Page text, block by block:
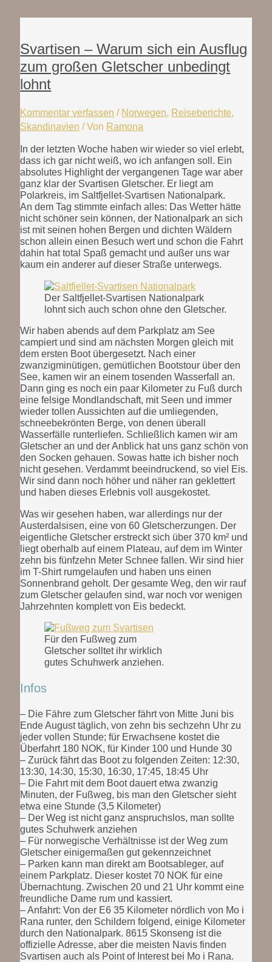
Svartisen – Warum sich ein Ausflug
zum großen Gletscher unbedingt
lohnt
Kommentar verfassen / Norwegen, Reiseberichte,
Skandinavien / Von Ramona
In der letzten Woche haben wir wieder so viel erlebt,
dass ich gar nicht weiß, wo ich anfangen soll. Ein
absolutes Highlight der vergangenen Tage war aber
ganz klar der Svartisen Gletscher. Er liegt am
Polarkreis, im Saltfjellet-Svartisen Nationalpark.
An dem Tag stimmte einfach alles: Das Wetter hätte
nicht schöner sein können, der Nationalpark an sich
ist mit seinen hohen Bergen und dichten Wäldern
schon allein einen Besuch wert und schon die Fahrt
dahin hat total Spaß gemacht und außer uns war
kaum ein anderer auf dieser Straße unterwegs.
Der Saltfjellet-Svartisen Nationalpark
lohnt sich auch schon ohne den Gletscher.
Wir haben abends auf dem Parkplatz am See
campiert und sind am nächsten Morgen gleich mit
dem ersten Boot übergesetzt. Nach einer
zwanzigminütigen, gemütlichen Bootstour über den
See, kamen wir an einem tosenden Wasserfall an.
Dann ging es noch ein paar Kilometer zu Fuß durch
eine felsige Mondlandschaft, mit Seen und immer
wieder tollen Aussichten auf die umliegenden,
schneebekrönten Berge, von denen überall
Wasserfälle runterliefen. Schließlich kamen wir am
Gletscher an und der Anblick hat uns ganz schön von
den Socken gehauen. Sowas hatte ich bisher noch
nicht gesehen. Verdammt beeindruckend, so viel Eis.
Wir sind dann noch höher und näher ran geklettert
und haben dieses Erlebnis voll ausgekostet.
Was wir gesehen haben, war allerdings nur der
Austerdalsisen, eine von 60 Gletscherzungen. Der
eigentliche Gletscher erstreckt sich über 370 km² und
liegt oberhalb auf einem Plateau, auf dem im Winter
zehn bis fünfzehn Meter Schnee fallen. Wir sind hier
im T-Shirt rumgelaufen und haben uns einen
Sonnenbrand geholt. Der gesamte Weg, den wir rauf
zum Gletscher gelaufen sind, war noch vor wenigen
Jahrzehnten komplett von Eis bedeckt.
Für den Fußweg zum
Gletscher solltet ihr wirklich
gutes Schuhwerk anziehen.
Infos
– Die Fähre zum Gletscher fährt von Mitte Juni bis
Ende August täglich, von zehn bis sechzehn Uhr zu
jeder vollen Stunde; für Erwachsene kostet die
Überfahrt 180 NOK, für Kinder 100 und Hunde 30
– Zurück fährt das Boot zu folgenden Zeiten: 12:30,
13:30, 14:30, 15:30, 16:30, 17:45, 18:45 Uhr
– Die Fahrt mit dem Boot dauert etwa zwanzig
Minuten, der Fußweg, bis man den Gletscher sieht
etwa eine Stunde (3,5 Kilometer)
– Der Weg ist nicht ganz anspruchslos, man sollte
gutes Schuhwerk anziehen
– Für norwegische Verhältnisse ist der Weg zum
Gletscher einigermaßen gut gekennzeichnet
– Parken kann man direkt am Bootsableger, auf
einem Parkplatz. Dieser kostet 70 NOK für eine
Übernachtung. Zwischen 20 und 21 Uhr kommt eine
freundliche Dame rum und kassiert.
– Anfahrt: Von der E6 35 Kilometer nördlich von Mo i
Rana runter, den Schildern folgend, einige Kilometer
durch den Nationalpark. 8615 Skonseng ist die
offizielle Adresse, aber die meisten Navis finden
Svartisen auch als Point of Interest bei Mo i Rana.